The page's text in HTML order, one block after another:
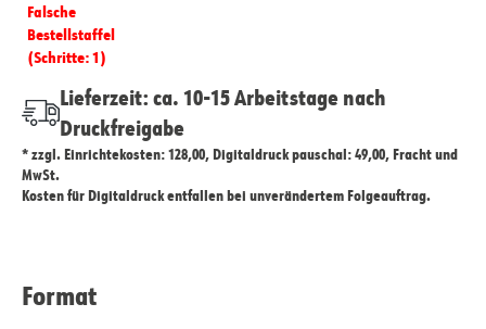
Falsche
Bestellstaffel
(Schritte: 1)
Lieferzeit: ca. 10-15 Arbeitstage nach
Druckfreigabe
* zzgl. Einrichtekosten: 128,00, Digitaldruck pauschal: 49,00, Fracht und
MwSt.
Kosten für Digitaldruck entfallen bei unverändertem Folgeauftrag.
Format